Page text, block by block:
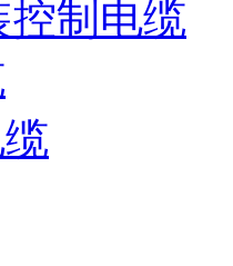
制电缆